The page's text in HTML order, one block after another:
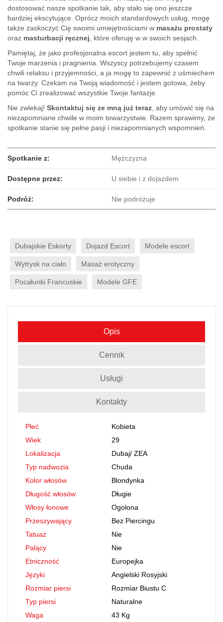
dostosować nasze spotkanie tak, aby stało się ono jeszcze
bardziej ekscytujące. Oprócz moich standardowych usług, mogę
także zaskoczyć Cię swoimi umiejętnościami w masażu prostaty
oraz masturbacji ręcznej, które oferuję w w swoich sesjach.
Pamiętaj, że jako profesjonalna escort jestem tu, aby spełnić
Twoje marzenia i pragnienia. Wszyscy potrzebujemy czasem
chwili relaksu i przyjemności, a ja mogę to zapewnić z uśmiechem
na twarzy. Czekam na Twoją wiadomość i jestem gotowa, żeby
pomóc Ci zrealizować wszystkie Twoje fantazje.
Nie zwlekaj! Skontaktuj się ze mną już teraz, aby umówić się na
niezapomniane chwile w moim towarzystwie. Razem sprawimy, że
spotkanie stanie się pełne pasji i niezapomnianych wspomnień.
Spotkanie z: Mężczyzna
Dostępne przez: U siebie i z dojazdem
Podróż: Nie podróżuje
Dubajskie Eskorty Dojazd Escort Modele escort
Wytrysk na ciało Masaż erotyczny
Pocałunki Francuskie Modele GFE
Opis
Cennik
Usługi
Kontakty
Płeć
Kobieta
Wiek
29
Lokalizacja
Dubaj/ ZEA
Typ nadwozia
Chuda
Kolor włosów
Blondynka
Długość włosów
Długie
Włosy łonowe
Ogolona
Przeszywający
Bez Piercingu
Tatuaż
Nie
Palący
Nie
Etniczność
Europejka
Języki
Angielski Rosyjski
Rozmiar piersi
Rozmiar Biustu C
Typ piersi
Naturalne
Waga
43 Kg